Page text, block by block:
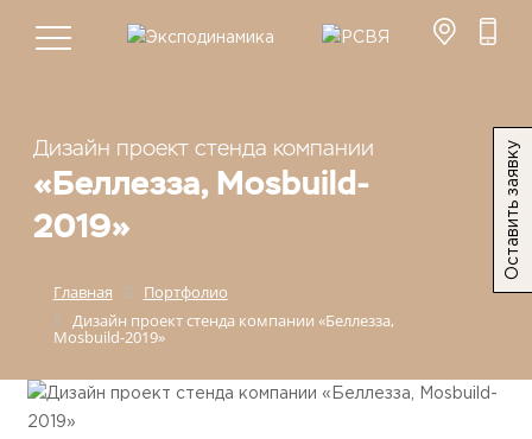
Главная
Портфолио
Дизайн проект стенда компании «Беллезза,
Mosbuild-2019»
Дизайн проект стенда компании
«Беллезза, Mosbuild-
2019»
Оставить заявку